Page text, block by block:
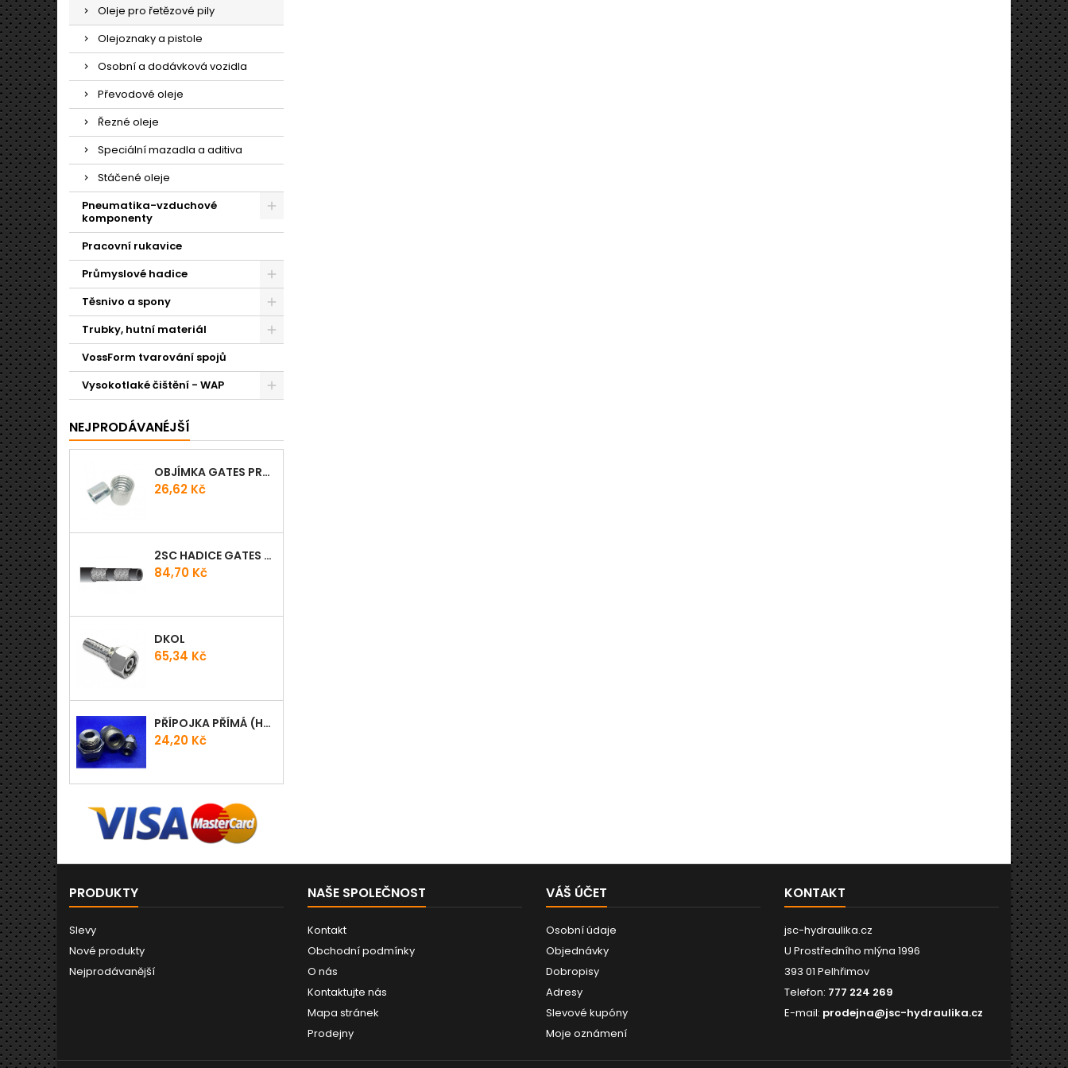
Oleje pro řetězové pily
Olejoznaky a pistole
Osobní a dodávková vozidla
Převodové oleje
Řezné oleje
Speciální mazadla a aditiva
Stáčené oleje
Pneumatika-vzduchové
komponenty
Pracovní rukavice
Průmyslové hadice
Těsnivo a spony
Trubky, hutní materiál
VossForm tvarování spojů
Vysokotlaké čištění - WAP
NEJPRODÁVANÉJŠÍ
OBJÍMKA GATES PRO-V
Cena
26,62 Kč
2SC HADICE GATES PROV
Cena
84,70 Kč
DKOL
Cena
65,34 Kč
PŘÍPOJKA PŘÍMÁ (HRDLO) GES - WD
Cena
24,20 Kč
PRODUKTY
Slevy
Nové produkty
Nejprodávanější
NAŠE SPOLEČNOST
Kontakt
Obchodní podmínky
O nás
Kontaktujte nás
Mapa stránek
Prodejny
VÁŠ ÚČET
Osobní údaje
Objednávky
Dobropisy
Adresy
Slevové kupóny
Moje oznámení
KONTAKT
jsc-hydraulika.cz
U Prostředního mlýna 1996
393 01 Pelhřimov
Telefon: 777 224 269
E-mail: prodejna@jsc-hydraulika.cz